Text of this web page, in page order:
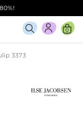
0
3373